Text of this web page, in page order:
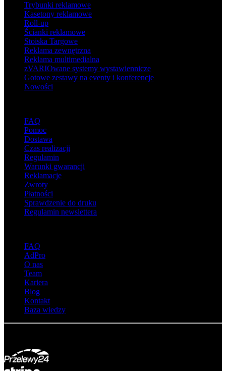
Trybunki reklamowe
Kasetony reklamowe
Roll-up
Ścianki reklamowe
Stoiska Targowe
Reklama zewnętrzna
Reklama multimedialna
zVARIOwane systemy wystawiennicze
Gotowe zestawy na eventy i konferencje
Nowości
FAQ
Pomoc
Dostawa
Czas realizacji
Regulamin
Warunki gwarancji
Reklamacje
Zwroty
Płatności
Sprawdzenie do druku
Regulamin newslettera
FAQ
AdPro
O nas
Team
Kariera
Blog
Kontakt
Baza wiedzy